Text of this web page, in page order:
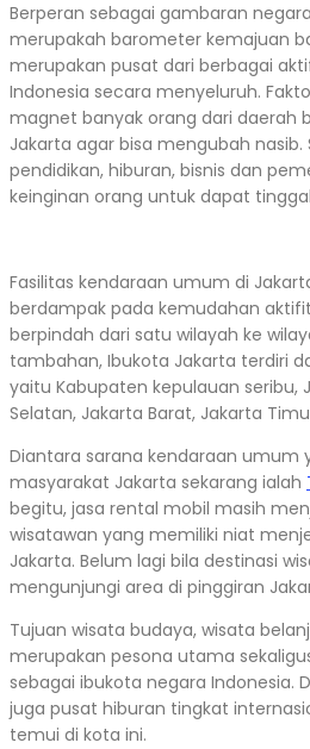
Berperan sebagai gambaran
merupakah barometer kemajuan
merupakan pusat dari berbagai
Indonesia secara menyeluruh.
magnet banyak orang dari daerah
Jakarta agar bisa mengubah
pendidikan, hiburan, bisnis dan
keinginan orang untuk dapat
Fasilitas kendaraan umum di
berdampak pada kemudahan
berpindah dari satu wilayah ke
tambahan, Ibukota Jakarta terdiri
yaitu Kabupaten kepulauan seribu,
Selatan, Jakarta Barat, Jakarta
Diantara sarana kendaraan umum
masyarakat Jakarta sekarang ialah
begitu, jasa rental mobil masih
wisatawan yang memiliki niat
Jakarta. Belum lagi bila destinasi
mengunjungi area di pinggiran
Tujuan wisata budaya, wisata
merupakan pesona utama
sebagai ibukota negara Indonesia.
juga pusat hiburan tingkat
temui di kota ini.